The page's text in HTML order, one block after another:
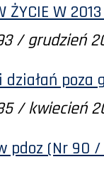
ŻYCIE W
/ grudzień
działań poza
/ kwiecień
pdoz (Nr 90 /